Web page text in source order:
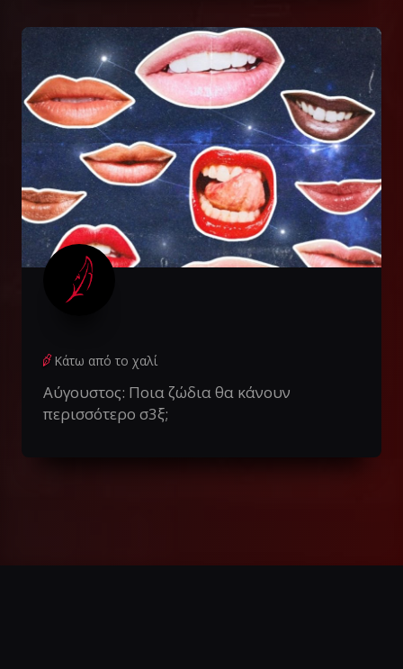
Κάτω από το χαλί
Αύγουστος: Ποια ζώδια θα κάνουν
περισσότερο σ3ξ;